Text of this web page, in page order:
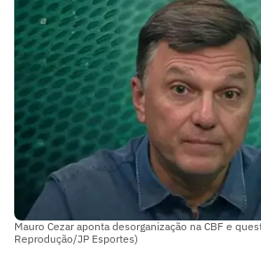
Mauro Cezar aponta desorganização na CBF e
Reprodução/JP Esportes)